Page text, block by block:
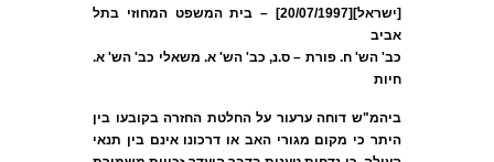
[ישראל][20/07/1997] – בית המשפט המחוזי בתל
אביב
כב' הש' ח. פורת – ס.נ, כב' הש' א. משאלי כב' הש' א.
חיות
ביהמ"ש דוחה ערעור על החלטת החזרה בקובעו בין
היתר כי מקום מגורי האב או דרכונו אינם בין תנאי